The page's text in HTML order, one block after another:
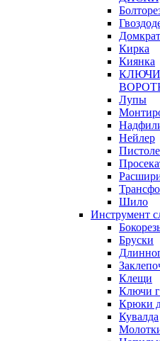
Кирка
Киянка
Лупы
Нейлер
Шило
Инструмент
Бруски
Клещи
Ключи
Крюки
Кувалда